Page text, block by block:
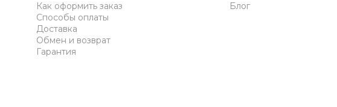
Как оформить заказ
Способы оплаты
Доставка
Обмен и возврат
Гарантия
Блог